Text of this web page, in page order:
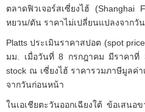
ตลาดฟิวเจอร์สเซี่ยงไฮ้ (Shanghai
หยวน/ตัน ราคาไม่เปลี่ยนแปลงจากวั
Platts ประเมินราคาสปอต (spot
มม. เมื่อวันที่ 8 กรกฎาคม มีราคาที่
stock ณ เซี่ยงไฮ้ ราคารวมภาษีมูลค่
จากวันก่อนหน้า
ในเอเชียตะวันออกเฉียงใต้ ข้อเสนอ